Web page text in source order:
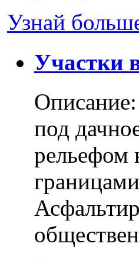
Узнай
Участки
под
рельефом